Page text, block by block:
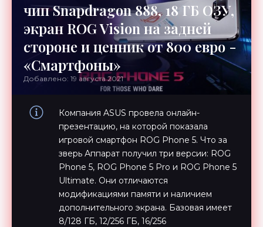
чип Snapdragon 888, 18 ГБ ОЗУ,
экран ROG Vision на задней
стороне и ценник от 800 евро -
«Смартфоны»
Добавлено: 19 августа 2021
Компания ASUS провела онлайн-
презентацию, на которой показала
игровой смартфон ROG Phone 5. Что за
зверь Аппарат получил три версии: ROG
Phone 5, ROG Phone 5 Pro и ROG Phone 5
Ultimate. Они отличаются
модификациями памяти и наличием
дополнительного экрана. Базовая имеет
8/128 ГБ, 12/256 ГБ, 16/256